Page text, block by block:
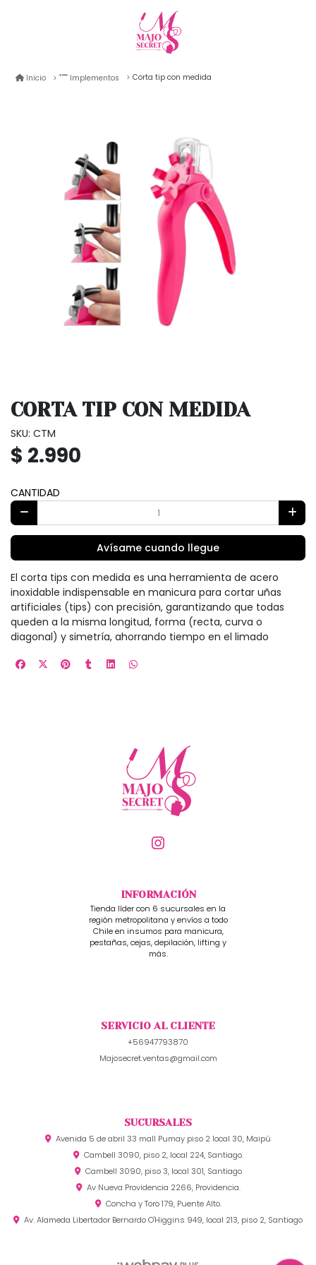
Inicio Implementos Corta tip con medida
CORTA TIP CON MEDIDA
SKU: CTM
$ 2.990
CANTIDAD
Avísame cuando llegue
El corta tips con medida es una herramienta de acero
inoxidable indispensable en manicura para cortar uñas
artificiales (tips) con precisión, garantizando que todas
queden a la misma longitud, forma (recta, curva o
diagonal) y simetría, ahorrando tiempo en el limado
INFORMACIÓN
Tienda líder con 6 sucursales en la
región metropolitana y envíos a todo
Chile en insumos para manicura,
pestañas, cejas, depilación, lifting y
más.
SERVICIO AL CLIENTE
+56947793870
Majosecret.ventas@gmail.com
SUCURSALES
Avenida 5 de abril 33 mall Pumay piso 2 local 30, Maipú
Cambell 3090, piso 2, local 224, Santiago.
Cambell 3090, piso 3, local 301, Santiago
Av Nueva Providencia 2266, Providencia.
Concha y Toro 179, Puente Alto.
Av. Alameda Libertador Bernardo O'Higgins 949, local 213, piso 2, Santiago